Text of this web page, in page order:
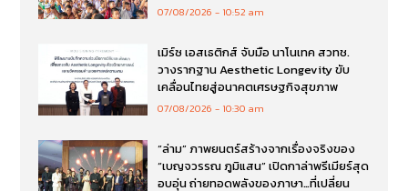
07/08/2026 10:52 am
เมิร์ซ เอสเธติกส์ จับมือ นาโนเทค สวทช.
วางรากฐาน Aesthetic Longevity ขับ
เคลื่อนไทยสู่อนาคตเศรษฐกิจสุขภาพ
07/08/2026 10:30 am
“ล่าม” ภาพยนตร์สร้างจากเรื่องจริงของ
“เบญจวรรณ ภูมิแสน” เปิดกาล่าพรีเมียร์สุด
อบอุ่น ถ่ายทอดพลังของภาษา…ที่เปลี่ยน